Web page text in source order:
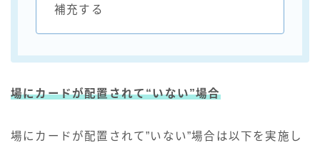
補充する
場にカードが配置されて“いない”場合
場にカードが配置されて”いない”場合は以下を実施し